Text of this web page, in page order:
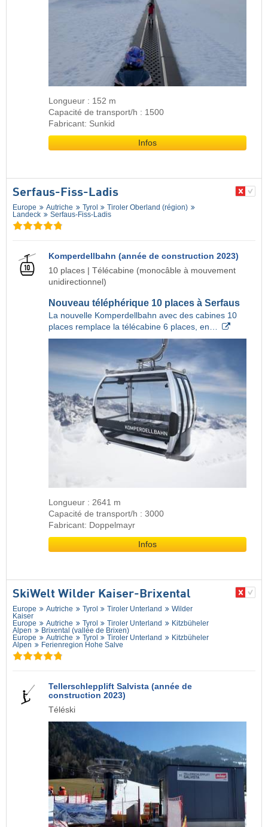
Longueur : 152 m
Capacité de transport/h : 1500
Fabricant: Sunkid
Infos
Serfaus-Fiss-Ladis
Europe Autriche Tyrol
Tiroler Oberland (région)
Landeck
Serfaus-Fiss-Ladis
Komperdellbahn (année de construction 2023)
10 places | Télécabine (monocâble à mouvement
unidirectionnel)
Nouveau téléphérique 10 places à Serfaus
La nouvelle Komperdellbahn avec des cabines 10
places remplace la télécabine 6 places, en…
Longueur : 2641 m
Capacité de transport/h : 3000
Fabricant: Doppelmayr
Infos
SkiWelt Wilder Kaiser-Brixental
Europe Autriche Tyrol Tiroler Unterland
Wilder
Kaiser
Europe
Autriche Tyrol Tiroler Unterland
Kitzbüheler
Alpen
Brixental (vallée de Brixen)
Europe
Autriche Tyrol Tiroler Unterland
Kitzbüheler
Alpen
Ferienregion Hohe Salve
Tellerschlepplift Salvista (année de
construction 2023)
Téléski